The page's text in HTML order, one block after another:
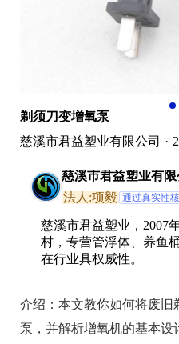
剃须刀变增氧泵
慈溪市君益塑业有限公司 ·
慈溪市君益塑业有限
法人:项毅 通过真实性
慈溪市君益塑业，2007
村，专营管浮体、养鱼
在行业具权威性。
介绍： 本文教你如何将废旧
泵，并解析增氧机的基本